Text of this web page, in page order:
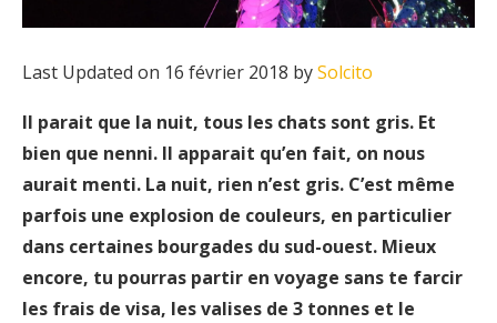
Last Updated on 16 février 2018 bySolcito
Il parait que la nuit, tous les chats sont gris. Et
bien que nenni. Il apparait qu’en fait, on nous
aurait menti. La nuit, rien n’est gris. C’est même
parfois une explosion de couleurs, en particulier
dans certaines bourgades du sud-ouest. Mieux
encore, tu pourras partir en voyage sans te farcir
les frais de visa, les valises de 3 tonnes et le